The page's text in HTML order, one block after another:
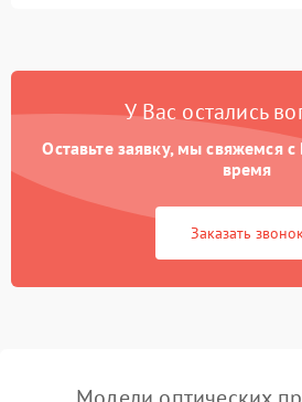
Неисправность системы
перенапряжения
1000 ₽
Неисправность системы
защиты от замыкания
1000 ₽
защиты от перегрева
У Вас остались
Оставьте заявку, мы свяжемся
время
Заказать